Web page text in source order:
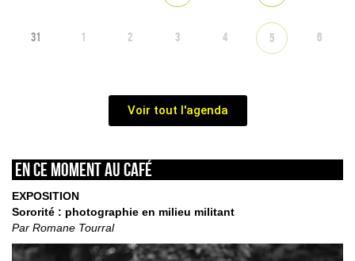
31 1 2 3 4 5 6
Voir tout l'agenda
En ce moment au café
EXPOSITION
Sororité : photographie en milieu militant
Par Romane Tourral